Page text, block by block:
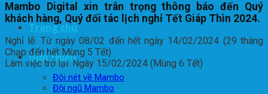
Trang chủ
Giới thiệu
Đôi nét về Mambo
Đội ngũ Mambo
Mambo Digital xin trân trọng thông báo đến Quý
khách hàng, Quý đối tác lịch nghỉ Tết Giáp Thìn 2024.
Nghỉ lễ: Từ ngày 08/02 đến hết ngày 14/02/2024 (29 tháng
Chạp đến hết Mùng 5 Tết)
Làm việc trở lại: Ngày 15/02/2024 (Mùng 6 Tết)